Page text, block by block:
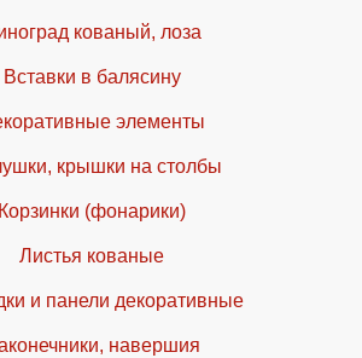
кованый, лоза
Вставки в балясину
элементы
крышки на столбы
Корзинки (фонарики)
Листья кованые
и панели декоративные
навершия